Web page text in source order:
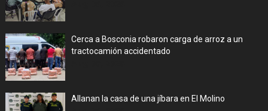
Cerca a Bosconia robaron carga de arroz a un
tractocamión accidentado
Allanan la casa de una jíbara en El Molino